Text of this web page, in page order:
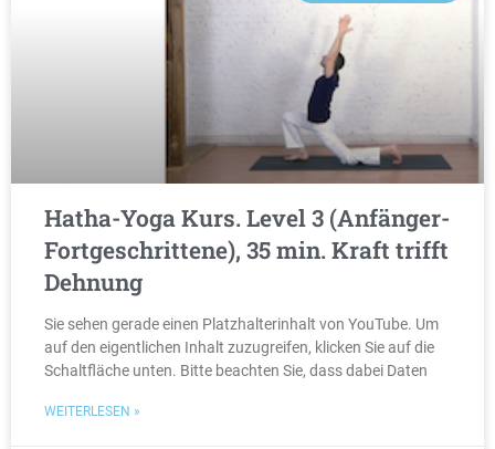
Hatha-Yoga Kurs. Level 3 (Anfänger-
Fortgeschrittene), 35 min. Kraft trifft
Dehnung
Sie sehen gerade einen Platzhalterinhalt von YouTube. Um
auf den eigentlichen Inhalt zuzugreifen, klicken Sie auf die
Schaltfläche unten. Bitte beachten Sie, dass dabei Daten
WEITERLESEN »